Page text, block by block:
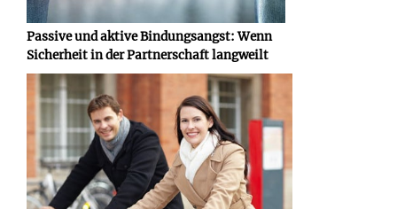
Passive und aktive Bindungsangst: Wenn
Sicherheit in der Partnerschaft langweilt